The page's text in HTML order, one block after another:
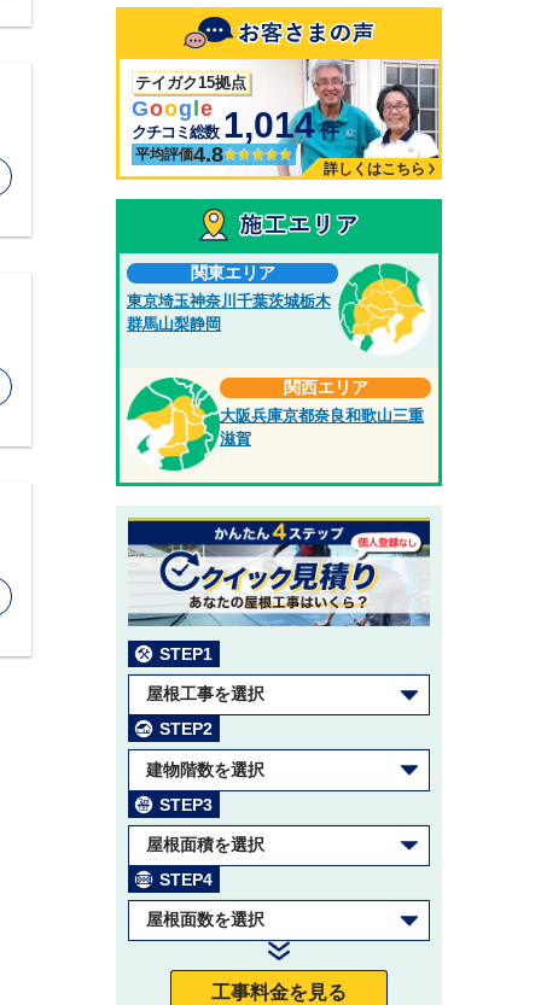
テイガク15拠点
Goog le
クチコミ総数 1,014 件
平均評価4.8
詳しくはこちら
関東エリア
東京埼玉神奈川 千葉茨城栃木
群馬山梨静岡
関西エリア
大阪兵庫京都奈良和歌山三重
滋賀
STEP1
屋根工事を選択
STEP2
建物階数を選択
STEP3
屋根面積を選択
STEP4
屋根面数を選択
工事料金を見る